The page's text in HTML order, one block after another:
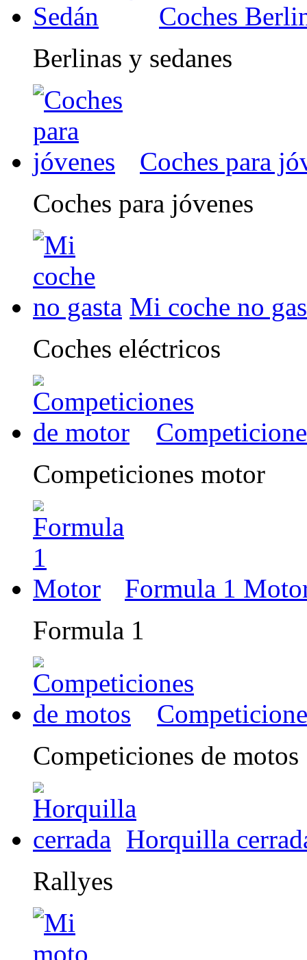
Coches
Berlinas y sedanes
Coches para
Coches para jóvenes
Mi coche no
Coches eléctricos
Competiciones motor
Formula 1
Formula 1
Competiciones de motos
Horquilla
Rallyes